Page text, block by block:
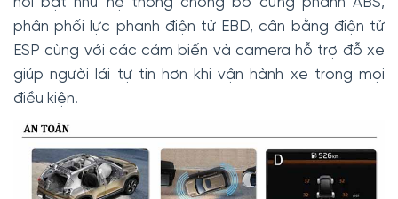
phân phối lực phanh điện tử EBD, cân bằng điện tử
ESP cùng với các cảm biến và camera hỗ trợ đỗ xe
giúp người lái tự tin hơn khi vận hành xe trong mọi
điều kiện.